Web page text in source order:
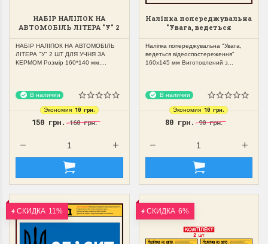
НАБІР НАЛІПОК НА
АВТОМОБІЛЬ ЛІТЕРА "У" 2
НАБІР НАЛІПОК НА АВТОМОБІЛЬ
ЛІТЕРА "У" 2 ШТ ДЛЯ УЧНЯ ЗА
КЕРМОМ Розмір 160*140 мм....
В наличии
Экономия 10 грн.
150 грн.160 грн.
Наліпка попереджувальна
"Увага, ведеться
160х145 мм
Наліпка попереджувальна "Увага,
ведеться відеоспостереження"
160х145 мм Виготовлений з...
В наличии
Экономия 10 грн.
80 грн.90 грн.
СКИДКА 11% СКИДКА 6%